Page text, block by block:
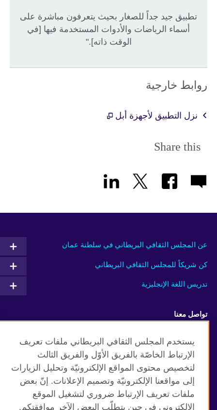
تطبيق جيد جداً للصغار بحيث يتعرفون مباشرة على
أسماء الرياضات والأدوات المستخدمة فيها [في
الوقت ذاته]."
روابط خارجية
نزل التطبيق لأجهزة أبل
Share this
عن المجلس الثقافي البريطاني في سلطنة عمان
كن شريكاً للمجلس الثقافي البريطاني
تدريس اللغة الإنجليزية
تواصل معنا
Facebook RSS
TikTok
موقع المجلس الثقافي البريطاني العالمي
يستخدم المجلس الثقافي البريطاني ملفات تعريف
الإرتباط الخاصّة بالفريق الأوّل والفريق الثالث
لتخصيص محتوى المواقع الإلكترونيّة وتحليل الزيارات
إلى مواقعنا الإلكترونيّة وتصميم الإعلانات. إنّ بعض
ملفات تعريف الإرتباط ضروري لتشغيل الموقع
الإلكتروني في حين يتطلّب البعض الآخر موافقتكم.